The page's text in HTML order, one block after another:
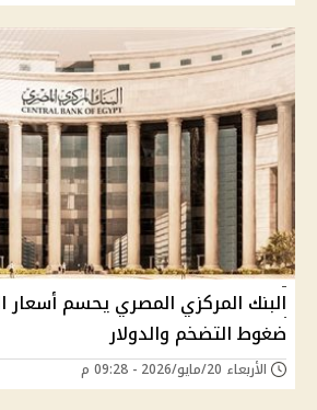
البنك المركزي المصري يحسم أسعار
ضغوط التضخم والدولار
الأربعاء 20/مايو/2026 - 09:28 م